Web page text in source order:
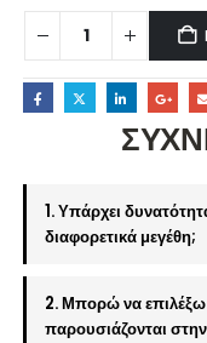
1. Υπάρχει
διαφορετικά μεγέθη;
2. Μπορώ να επιλέξω
παρουσιάζονται